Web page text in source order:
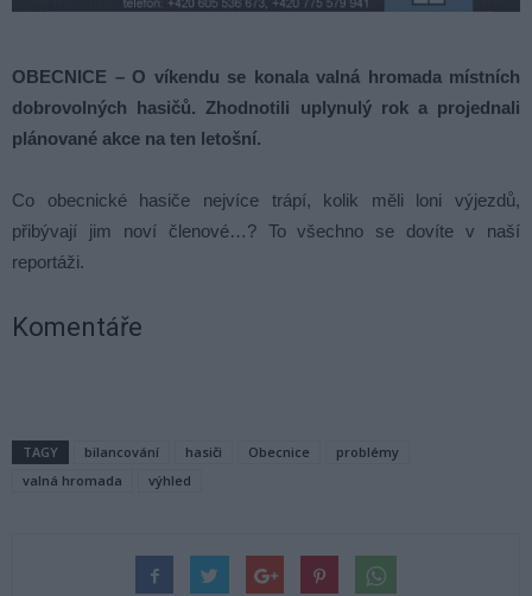
OBECNICE – O víkendu se konala valná hromada místních
dobrovolných hasičů. Zhodnotili uplynulý rok a projednali
plánované akce na ten letošní.
Co obecnické hasiče nejvíce trápí, kolik měli loni výjezdů,
přibývají jim noví členové…? To všechno se dovíte v naší
reportáži.
Komentáře
TAGY bilancování hasiči Obecnice
problémy
valná hromada
výhled